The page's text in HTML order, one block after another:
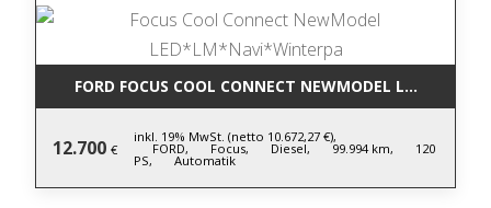
FORD FOCUS COOL CONNECT NEWMODEL
12.700 €
inkl. 19% MwSt. (netto 10.672,27 €),
FORD, Focus, Diesel, 99.994 km, 120
PS, Automatik